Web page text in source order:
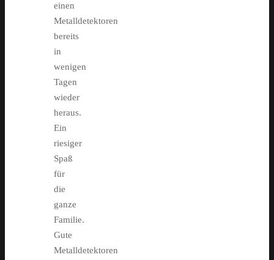
einen
Metalldetektoren
bereits
in
wenigen
Tagen
wieder
heraus.
Ein
riesiger
Spaß
für
die
ganze
Familie.
Gute
Metalldetektoren